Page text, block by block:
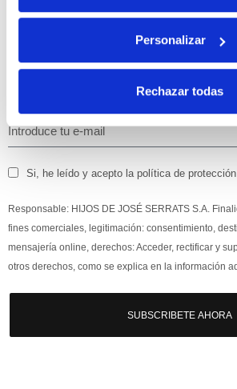
Personalizar
Rechazar todas
a nuestra newsletter para
Si, he leído y acepto la política de protección
Responsable: HIJOS DE JOSÉ SERRATS S.A.
fines comerciales, legitimación: consentimiento,
mensajería online, derechos: Acceder, rectificar y
otros derechos, como se explica en la información
SUBSCRIBETE AHORA